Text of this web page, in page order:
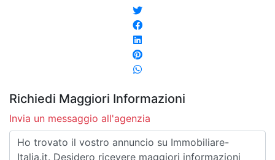
Richiedi Maggiori Informazioni
Invia un messaggio all'agenzia